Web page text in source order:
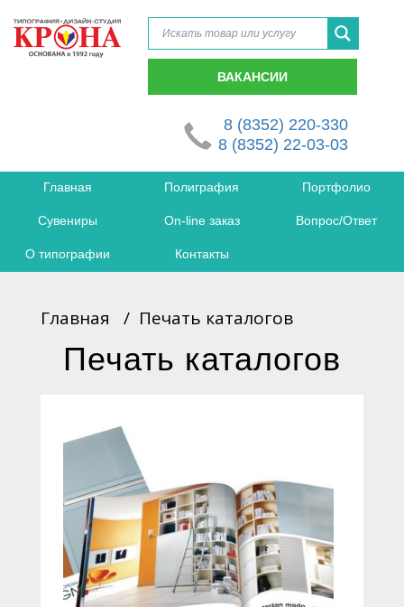
ВАКАНСИИ
8 (8352) 220-330
8 (8352) 22-03-03
Главная Полиграфия Портфолио
Сувениры On-line заказ Вопрос/Ответ
О типографии Контакты
Главная / Печать каталогов
Печать каталогов